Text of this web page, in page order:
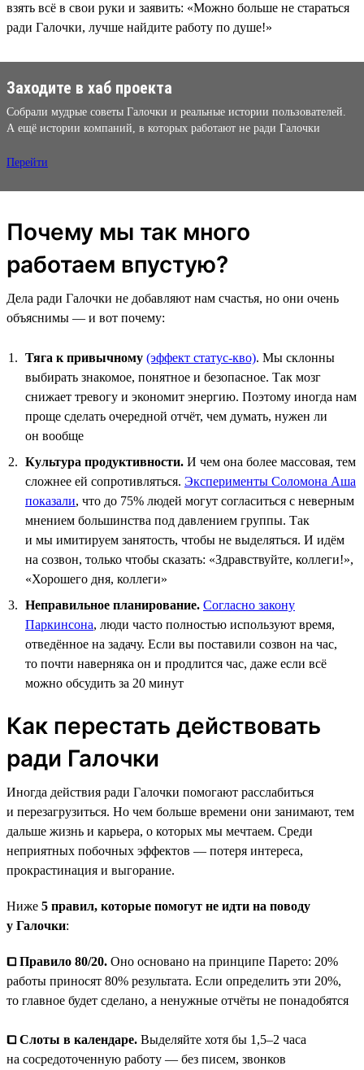
взять всё в свои руки и заявить: «Можно больше не стараться
ради Галочки, лучше найдите работу по душе!»
Заходите в хаб проекта
Собрали мудрые советы Галочки и реальные истории пользователей.
А ещё истории компаний, в которых работают не ради Галочки
Перейти
Почему мы так много
работаем впустую?
Дела ради Галочки не добавляют нам счастья, но они очень
объяснимы — и вот почему:
Тяга к привычному (эффект статус-кво). Мы склонны
выбирать знакомое, понятное и безопасное. Так мозг
снижает тревогу и экономит энергию. Поэтому иногда нам
проще сделать очередной отчёт, чем думать, нужен ли
он вообще
Культура продуктивности. И чем она более массовая, тем
сложнее ей сопротивляться. Эксперименты Соломона Аша
показали, что до 75% людей могут согласиться с неверным
мнением большинства под давлением группы. Так
и мы имитируем занятость, чтобы не выделяться. И идём
на созвон, только чтобы сказать: «Здравствуйте, коллеги!»,
«Хорошего дня, коллеги»
Неправильное планирование. Согласно закону
Паркинсона, люди часто полностью используют время,
отведённое на задачу. Если вы поставили созвон на час,
то почти наверняка он и продлится час, даже если всё
можно обсудить за 20 минут
Как перестать действовать
ради Галочки
Иногда действия ради Галочки помогают расслабиться
и перезагрузиться. Но чем больше времени они занимают, тем
дальше жизнь и карьера, о которых мы мечтаем. Среди
неприятных побочных эффектов — потеря интереса,
прокрастинация и выгорание.
Ниже 5 правил, которые помогут не идти на поводу
у Галочки:
⧠ Правило 80/20. Оно основано на принципе Парето: 20%
работы приносят 80% результата. Если определить эти 20%,
то главное будет сделано, а ненужные отчёты не понадобятся
⧠ Слоты в календаре. Выделяйте хотя бы 1,5–2 часа
на сосредоточенную работу — без писем, звонков